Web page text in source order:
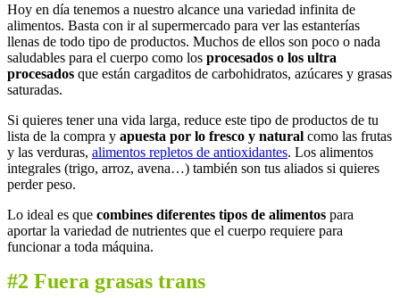
Hoy en día tenemos a nuestro alcance una variedad infinita de
alimentos. Basta con ir al supermercado para ver las estanterías
llenas de todo tipo de productos. Muchos de ellos son poco o nada
saludables para el cuerpo como los procesados o los ultra
procesados que están cargaditos de carbohidratos, azúcares y grasas
saturadas.
Si quieres tener una vida larga, reduce este tipo de productos de tu
lista de la compra y apuesta por lo fresco y natural como las frutas
y las verduras, alimentos repletos de antioxidantes. Los alimentos
integrales (trigo, arroz, avena…) también son tus aliados si quieres
perder peso.
Lo ideal es que combines diferentes tipos de alimentos para
aportar la variedad de nutrientes que el cuerpo requiere para
funcionar a toda máquina.
#2 Fuera grasas trans